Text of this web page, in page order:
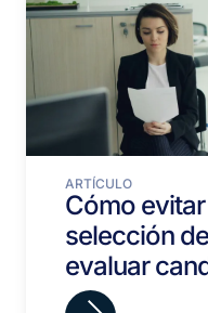
ARTÍCULO
Cómo
selección
evaluar
objetiva